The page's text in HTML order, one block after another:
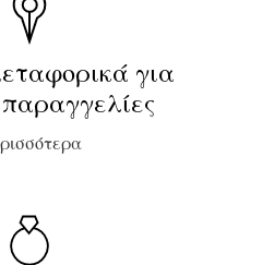
για
παραγγελίες